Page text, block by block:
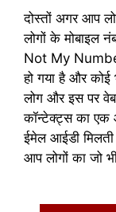
दोस्तों अगर आप
लोगों के मोबाइल
Not My
हो गया है और
लोग और इस पर
कॉन्टेक्ट्स का एक
ईमेल आईडी
आप लोगों का जो